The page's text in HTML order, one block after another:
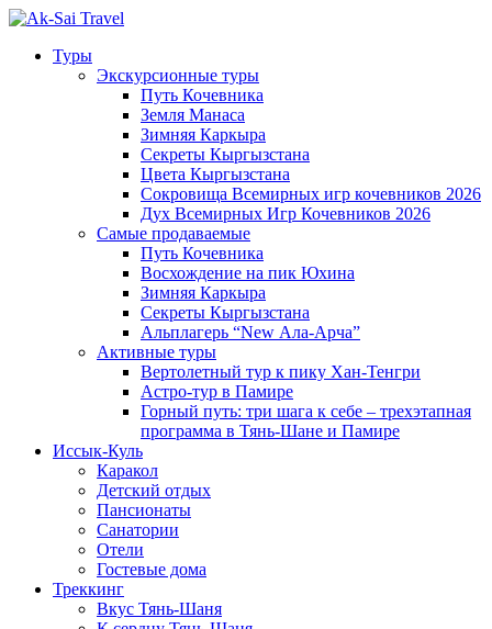
Туры
Экскурсионные туры
Путь Кочевника
Земля Манаса
Зимняя Каркыра
Секреты Кыргызстана
Цвета Кыргызстана
Сокровища Всемирных игр кочевников 2026
Дух Всемирных Игр Кочевников 2026
Самые продаваемые
Путь Кочевника
Восхождение на пик Юхина
Зимняя Каркыра
Секреты Кыргызстана
Альплагерь “New Ала-Арча”
Активные туры
Вертолетный тур к пику Хан-Тенгри
Астро-тур в Памире
Горный путь: три шага к себе – трехэтапная
программа в Тянь-Шане и Памире
Иссык-Куль
Каракол
Детский отдых
Пансионаты
Санатории
Отели
Гостевые дома
Треккинг
Вкус Тянь-Шаня